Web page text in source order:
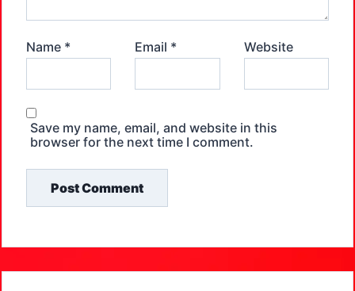
Name * Email * Website
Save my name, email, and website in this
browser for the next time I comment.